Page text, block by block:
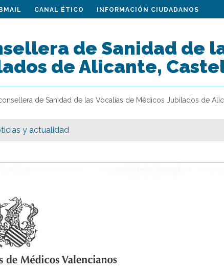
CANAL ÉTICO INFORMACIÓN CIUDADANOS
de Sanidad de
de Alicante,
de Sanidad de las Vocalías de Médicos Jubilados de
y actualidad